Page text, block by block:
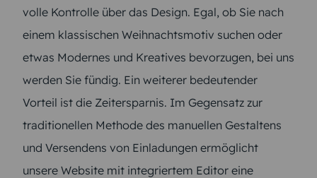
volle Kontrolle über das Design. Egal, ob Sie nach
einem klassischen Weihnachtsmotiv suchen oder
etwas Modernes und Kreatives bevorzugen, bei uns
werden Sie fündig. Ein weiterer bedeutender
Vorteil ist die Zeitersparnis. Im Gegensatz zur
traditionellen Methode des manuellen Gestaltens
und Versendens von Einladungen ermöglicht
unsere Website mit integriertem Editor eine